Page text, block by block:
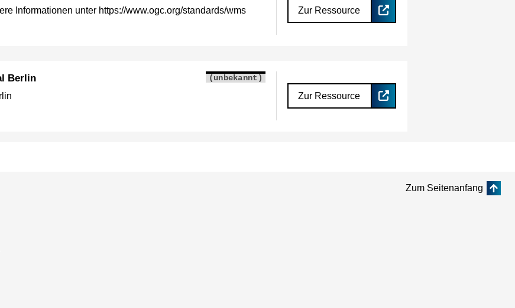
Informationen unter https://www.ogc.org/standards/wms Zur Ressource
Berlin (unbekannt)
Zur Ressource
Zum Seitenanfang